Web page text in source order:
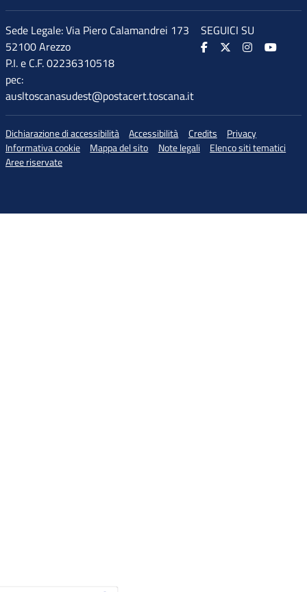
Sede Legale: Via Piero Calamandrei 173
52100 Arezzo
P.I. e C.F. 02236310518
pec:
ausltoscanasudest@postacert.toscana.it
SEGUICI SU
Dichiarazione di accessibilità Accessibilità Credits
Privacy
Informativa cookie
Mappa del sito Note legali
Elenco siti tematici
Aree riservate